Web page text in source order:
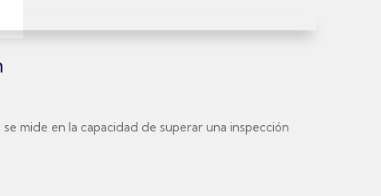
mide en la capacidad de superar una inspección